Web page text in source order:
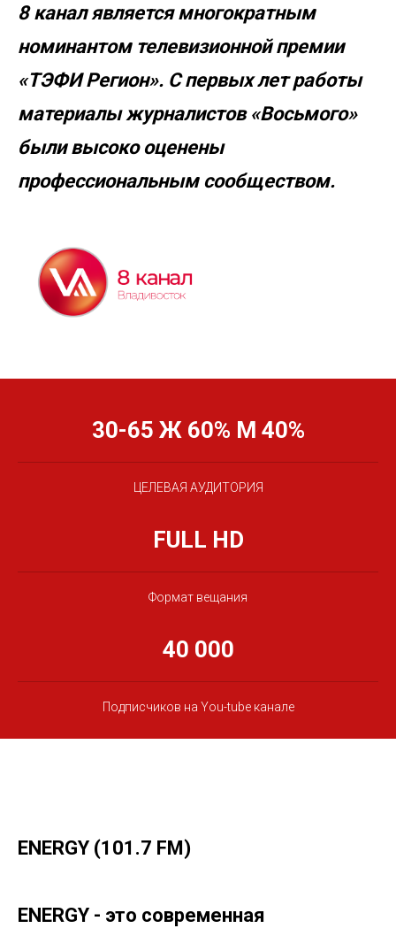
8 канал является многократным
номинантом телевизионной премии
«ТЭФИ Регион». С первых лет работы
материалы журналистов «Восьмого»
были высоко оценены
профессиональным сообществом.
30-65 Ж 60% М 40%
ЦЕЛЕВАЯ АУДИТОРИЯ
FULL HD
Формат вещания
40 000
Подписчиков на You-tube канале
ENERGY (101.7 FM)
ENERGY - это современная